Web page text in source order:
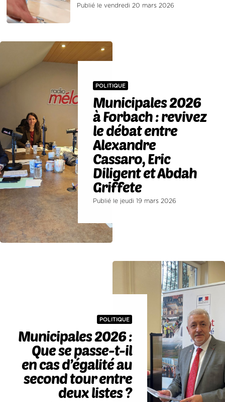
Publié le vendredi 20 mars 2026
POLITIQUE
Municipales 2026
à Forbach : revivez
le débat entre
Alexandre
Cassaro, Eric
Diligent et Abdah
Griffete
Publié le jeudi 19 mars 2026
POLITIQUE
Municipales 2026 :
Que se passe-t-il
en cas d’égalité au
second tour entre
deux listes ?